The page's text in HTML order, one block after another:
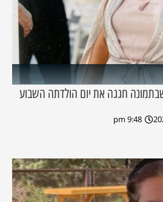
חגגה את יום הולדתה השבוע
9:48 pm